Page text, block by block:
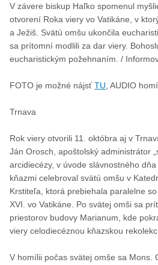
V závere biskup Haľko spomenul
otvorení Roka viery vo Vatikáne, v
a Ježiš. Svätú omšu ukončila
sa prítomní modlili za dar viery.
eucharistickým požehnaním. /
FOTO je možné nájsťTU, AUDIO
Trnava
Rok viery otvorili 11. októbra aj v
Ján Orosch, apoštolský administrátor
arcidiecézy, v úvode slávnostného
kňazmi celebroval svätú omšu v
Krstiteľa, ktorá prebiehala paralelne
XVI. vo Vatikáne. Po svätej omši sa
priestorov budovy Marianum, kde
viery celodiecéznou kňazskou
V homílii počas svätej omše sa Mons.